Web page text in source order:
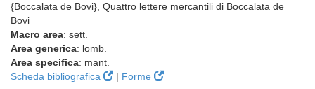
{Boccalata de Bovi}, Quattro lettere mercantili di Boccalata de
Bovi
Macro area: sett.
Area generica: lomb.
Area specifica: mant.
Scheda bibliografica
| Forme